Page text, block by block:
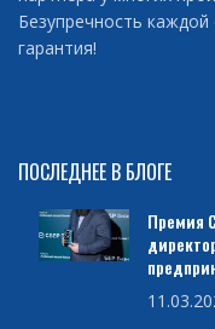
Безупречность
гарантия!
ПОСЛЕДНЕЕ В БЛОГЕ
Премия